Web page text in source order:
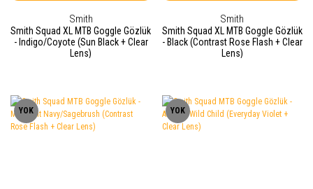
Smith
Smith Squad XL MTB Goggle Gözlük
- Indigo/Coyote (Sun Black + Clear
Lens)
Smith
Smith Squad XL MTB Goggle Gözlük
- Black (Contrast Rose Flash + Clear
Lens)
YOK YOK